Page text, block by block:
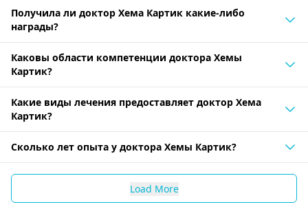
Получила ли доктор Хема Картик какие-либо
награды?
Каковы области компетенции доктора Хемы
Картик?
Какие виды лечения предоставляет доктор Хема
Картик?
Сколько лет опыта у доктора Хемы Картик?
Load More